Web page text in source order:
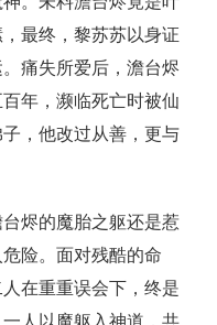
最终，黎苏苏以身证
痛失所爱后，澹台烬
年，濒临死亡时被仙
，他改过从善，更与
烬的魔胎之躯还是惹
险。面对残酷的命
在重重误会下，终是
人以魔躯入神道，共